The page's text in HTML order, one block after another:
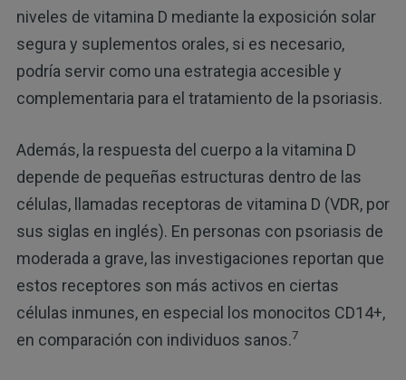
niveles de vitamina D mediante la exposición solar
segura y suplementos orales, si es necesario,
podría servir como una estrategia accesible y
complementaria para el tratamiento de la psoriasis.
Además, la respuesta del cuerpo a la vitamina D
depende de pequeñas estructuras dentro de las
células, llamadas receptoras de vitamina D (VDR, por
sus siglas en inglés). En personas con psoriasis de
moderada a grave, las investigaciones reportan que
estos receptores son más activos en ciertas
células inmunes, en especial los monocitos CD14+,
en comparación con individuos sanos.7